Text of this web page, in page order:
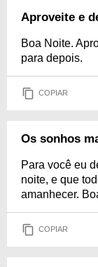
Aproveite e
Boa Noite.
para depois.
COPIAR
Os sonhos
Para você eu
noite, e que
amanhecer.
COPIAR